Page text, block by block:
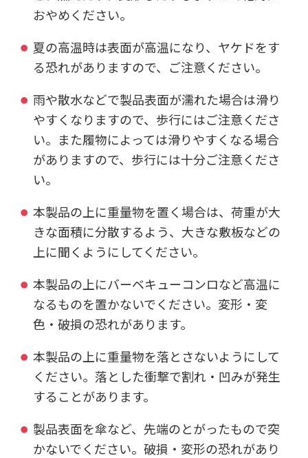
おやめください。
夏の高温時は表面が高温になり、ヤケドをす
る恐れがありますので、ご注意ください。
雨や散水などで製品表面が濡れた場合は滑り
やすくなりますので、歩行にはご注意くださ
い。また履物によっては滑りやすくなる場合
がありますので、歩行には十分ご注意くださ
い。
本製品の上に重量物を置く場合は、荷重が大
きな面積に分散するよう、大きな敷板などの
上に聞くようにしてください。
本製品の上にバーベキューコンロなど高温に
なるものを置かないでください。変形・変
色・破損の恐れがあります。
本製品の上に重量物を落とさないようにして
ください。落とした衝撃で割れ・凹みが発生
することがあります。
製品表面を傘など、先端のとがったもので突
かないでください。破損・変形の恐れがあり